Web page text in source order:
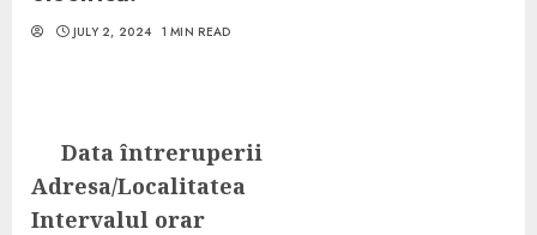
JULY 2, 2024 1 MIN READ
Data întreruperii
Adresa/Localitatea
Intervalul orar